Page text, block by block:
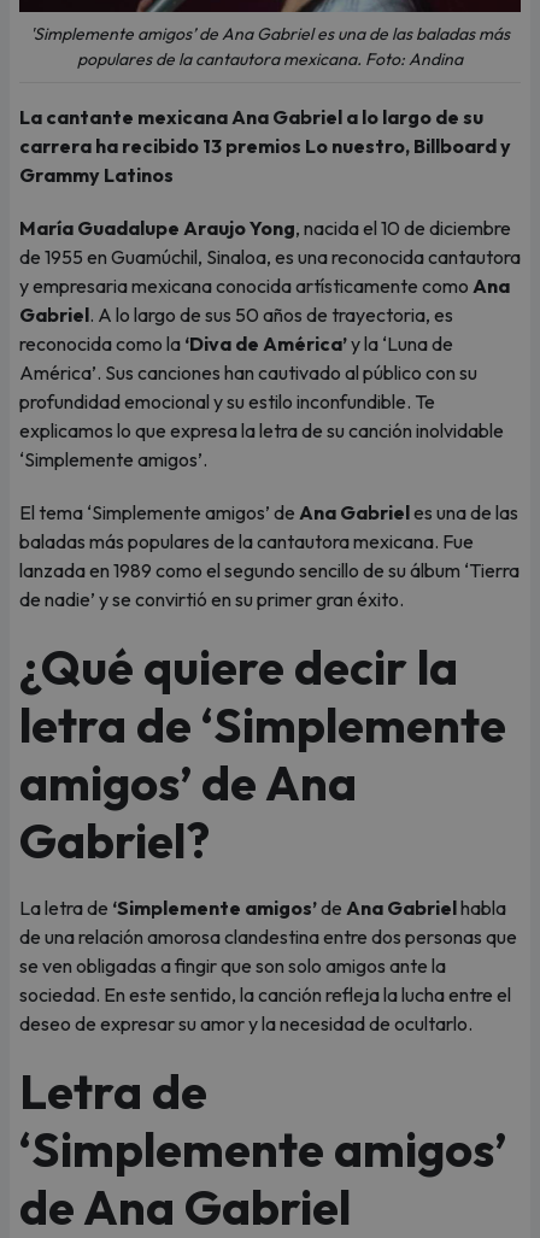
'Simplemente amigos’ de Ana Gabriel es una de las baladas más
populares de la cantautora mexicana. Foto: Andina
La cantante mexicana Ana Gabriel a lo largo de su
carrera ha recibido 13 premios Lo nuestro, Billboard y
Grammy Latinos
María Guadalupe Araujo Yong, nacida el 10 de diciembre
de 1955 en Guamúchil, Sinaloa, es una reconocida cantautora
y empresaria mexicana conocida artísticamente como Ana
Gabriel. A lo largo de sus 50 años de trayectoria, es
reconocida como la ‘Diva de América’y la ‘Luna de
América’. Sus canciones han cautivado al público con su
profundidad emocional y su estilo inconfundible. Te
explicamos lo que expresa la letra de su canción inolvidable
‘Simplemente amigos’.
El tema ‘Simplemente amigos’ de Ana Gabrieles una de las
baladas más populares de la cantautora mexicana. Fue
lanzada en 1989 como el segundo sencillo de su álbum ‘Tierra
de nadie’ y se convirtió en su primer gran éxito.
¿Qué quiere decir la
letra de ‘Simplemente
amigos’ de Ana
Gabriel?
La letra de ‘Simplemente amigos’de Ana Gabrielhabla
de una relación amorosa clandestina entre dos personas que
se ven obligadas a fingir que son solo amigos ante la
sociedad. En este sentido, la canción refleja la lucha entre el
deseo de expresar su amor y la necesidad de ocultarlo.
Letra de
‘Simplemente amigos’
de Ana Gabriel